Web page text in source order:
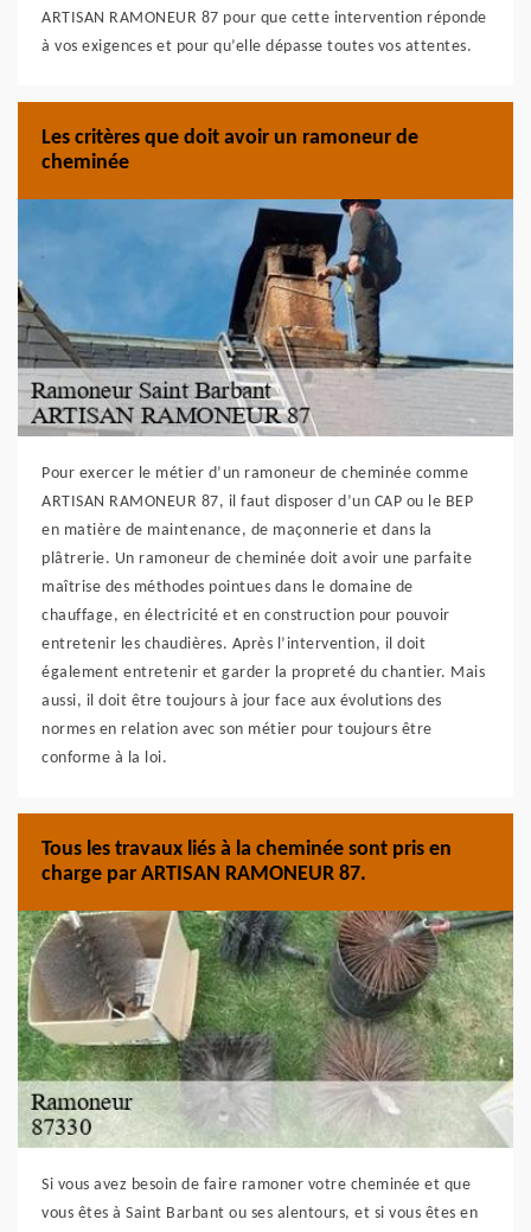
ARTISAN RAMONEUR 87 pour que cette intervention réponde
à vos exigences et pour qu’elle dépasse toutes vos attentes.
Les critères que doit avoir un ramoneur de
cheminée
Pour exercer le métier d’un ramoneur de cheminée comme
ARTISAN RAMONEUR 87, il faut disposer d’un CAP ou le BEP
en matière de maintenance, de maçonnerie et dans la
plâtrerie. Un ramoneur de cheminée doit avoir une parfaite
maîtrise des méthodes pointues dans le domaine de
chauffage, en électricité et en construction pour pouvoir
entretenir les chaudières. Après l’intervention, il doit
également entretenir et garder la propreté du chantier. Mais
aussi, il doit être toujours à jour face aux évolutions des
normes en relation avec son métier pour toujours être
conforme à la loi.
Tous les travaux liés à la cheminée sont pris en
charge par ARTISAN RAMONEUR 87.
Si vous avez besoin de faire ramoner votre cheminée et que
vous êtes à Saint Barbant ou ses alentours, et si vous êtes en